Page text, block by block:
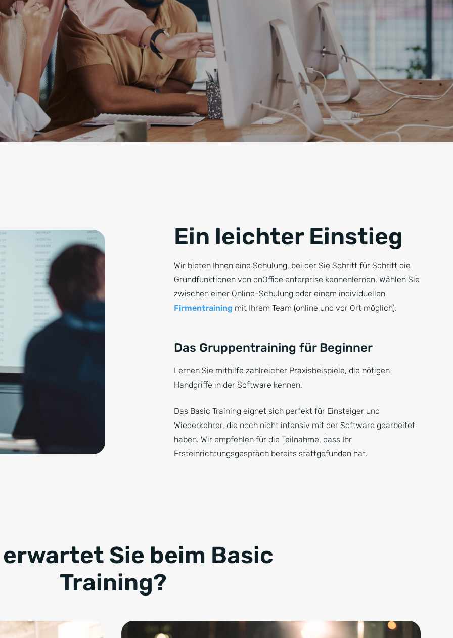
Ein leichter Einstieg
Wir bieten Ihnen eine Schulung, bei der Sie Schritt für Schritt die
Grundfunktionen von onOffice enterprise kennenlernen. Wählen Sie
zwischen einer Online-Schulung oder einem individuellen
Firmentraining mit Ihrem Team (online und vor Ort möglich).
Das Gruppentraining für Beginner
Lernen Sie mithilfe zahlreicher Praxisbeispiele, die nötigen
Handgriffe in der Software kennen.
Das Basic Training eignet sich perfekt für Einsteiger und
Wiederkehrer, die noch nicht intensiv mit der Software gearbeitet
haben. Wir empfehlen für die Teilnahme, dass Ihr
Ersteinrichtungsgespräch bereits stattgefunden hat.
erwartet Sie beim Basic
Training?